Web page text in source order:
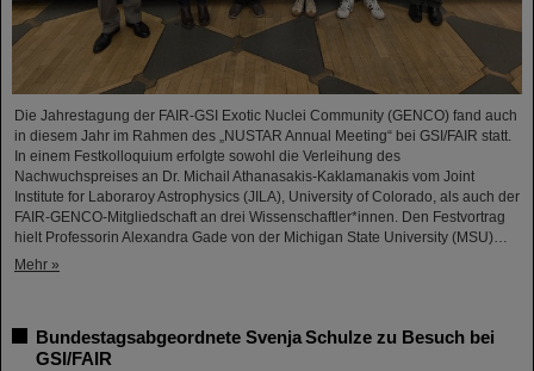
Die Jahrestagung der FAIR-GSI Exotic Nuclei Community (GENCO) fand auch
in diesem Jahr im Rahmen des „NUSTAR Annual Meeting“ bei GSI/FAIR statt.
In einem Festkolloquium erfolgte sowohl die Verleihung des
Nachwuchspreises an Dr. Michail Athanasakis-Kaklamanakis vom Joint
Institute for Laboraroy Astrophysics (JILA), University of Colorado, als auch der
FAIR-GENCO-Mitgliedschaft an drei Wissenschaftler*innen. Den Festvortrag
hielt Professorin Alexandra Gade von der Michigan State University (MSU)…
Mehr »
Bundestagsabgeordnete Svenja Schulze zu Besuch bei
GSI/FAIR